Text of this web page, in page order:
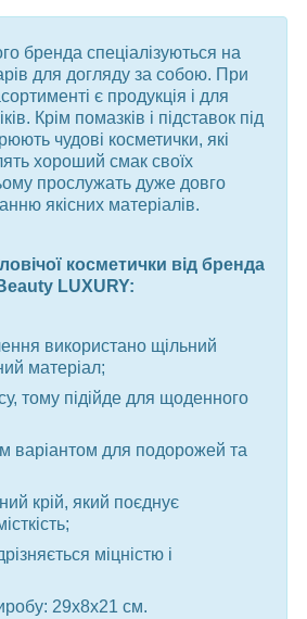
бренда спеціалізуються на
для догляду за собою. При
є продукція і для
Крім помазків і підставок під
чудові косметички, які
хороший смак своїх
прослужать дуже довго
якісних матеріалів.
косметички від бренда
LUXURY:
використано щільний
матеріал;
тому підійде для щоденного
варіантом для подорожей та
крій, який поєднує
міцністю і
29x8x21 см.